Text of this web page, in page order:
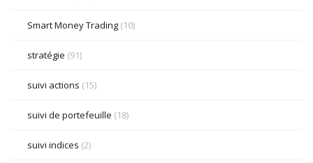
Smart Money Trading (10)
stratégie (91)
suivi actions (15)
suivi de portefeuille (18)
suivi indices (2)